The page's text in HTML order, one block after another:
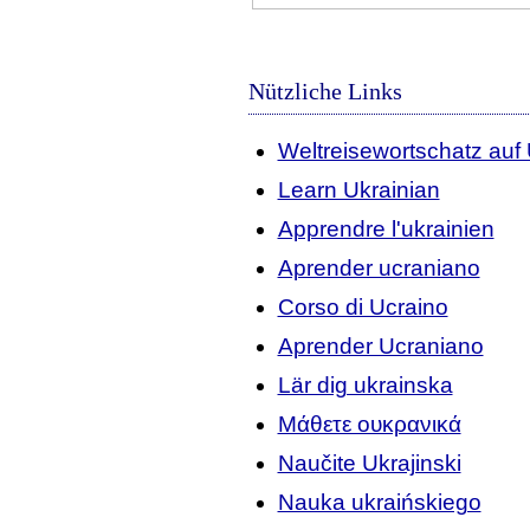
Nützliche Links
Weltreisewortschatz auf
Learn Ukrainian
Apprendre l'ukrainien
Aprender ucraniano
Corso di Ucraino
Aprender Ucraniano
Lär dig ukrainska
Μάθετε ουκρανικά
Naučite Ukrajinski
Nauka ukraińskiego